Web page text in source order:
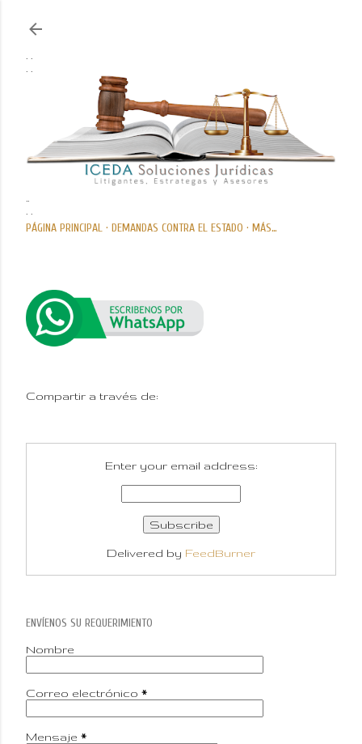
PÁGINA PRINCIPAL DEMANDAS CONTRA EL ESTADO MÁS…
Compartir a través de:
Enter your email address:
Delivered by FeedBurner
ENVÍENOS SU REQUERIMIENTO
Nombre
Correo electrónico *
Mensaje *